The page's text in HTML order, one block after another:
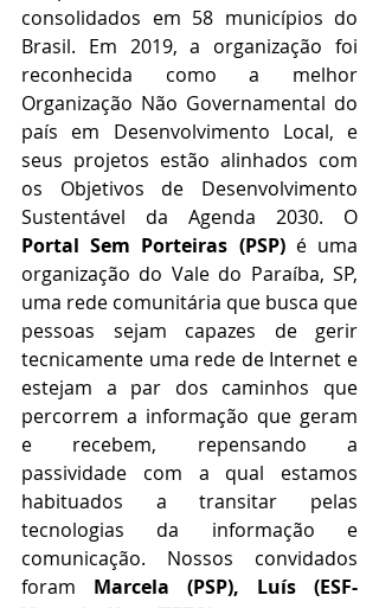
consolidados em 58 municípios do
Brasil. Em 2019, a organização foi
reconhecida como a melhor
Organização Não Governamental do
país em Desenvolvimento Local, e
seus projetos estão alinhados com
os Objetivos de Desenvolvimento
Portal Sem Porteiras (PSP) é uma
organização do Vale do Paraíba, SP,
uma rede comunitária que busca que
pessoas sejam capazes de gerir
tecnicamente uma rede de Internet e
estejam a par dos caminhos que
percorrem a informação que geram
e recebem, repensando a
passividade com a qual estamos
habituados a transitar pelas
tecnologias da informação e
comunicação. Nossos convidados
foram Marcela (PSP), Luís (ESF-